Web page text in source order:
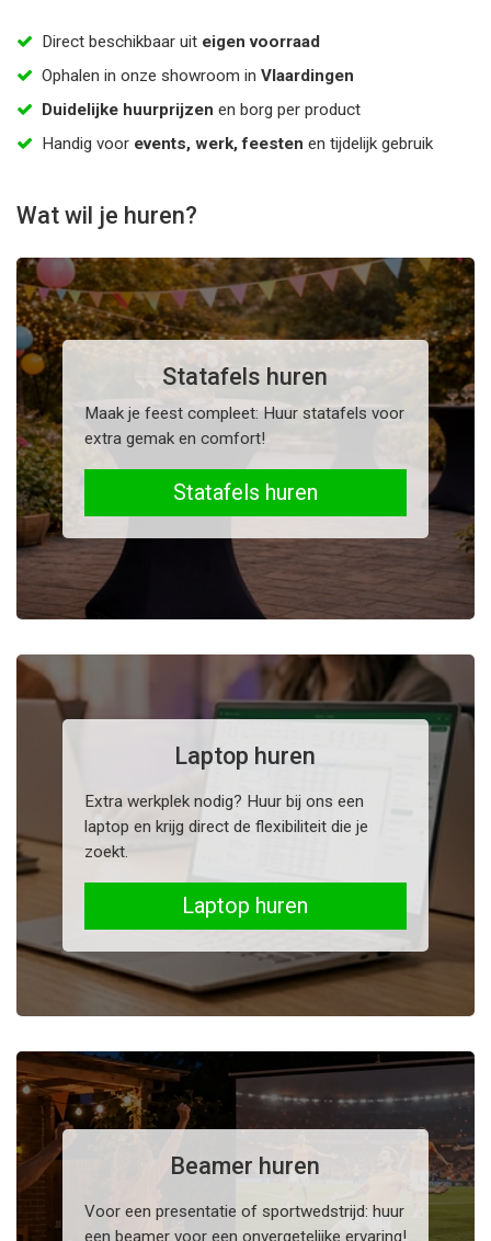
Direct beschikbaar uit eigen voorraad
Ophalen in onze showroom in Vlaardingen
Duidelijke huurprijzen en borg per product
Handig voor events, werk, feesten en tijdelijk gebruik
Wat wil je huren?
Statafels huren
Maak je feest compleet: Huur statafels voor
extra gemak en comfort!
Statafels huren
Laptop huren
Extra werkplek nodig? Huur bij ons een
laptop en krijg direct de flexibiliteit die je
zoekt.
Laptop huren
Beamer huren
Voor een presentatie of sportwedstrijd: huur
een beamer voor een onvergetelijke ervaring!